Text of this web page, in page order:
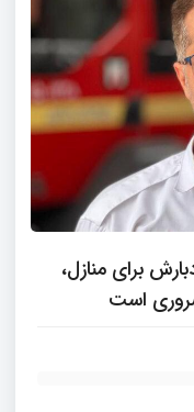
برای منازل،
است